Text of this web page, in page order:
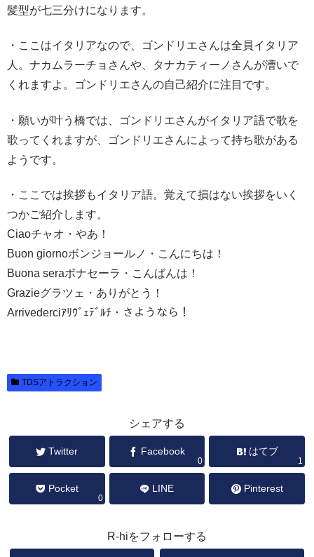
髪型が七三分けになります。
・ここはイタリアなので、ゴンドリエさんは全員イタリア
人。ナカムラーチョさんや、タナカティーノさんが漕いで
くれますよ。ゴンドリエさんの自己紹介に注目です。
・願いが叶う橋では、ゴンドリエさんがイタリア語で歌を
歌ってくれますが、ゴンドリエさんによって持ち歌がある
ようです。
・ここでは挨拶もイタリア語。覚えて損はない挨拶をいく
つかご紹介します。
Ciaoチャオ・やあ！
Buon giornoボンジョールノ・こんにちは！
Buona seraボナセーラ・こんばんは！
Grazieグラツェ・ありがとう！
Arrivederciｱﾘｳﾞｪﾃﾞﾙﾁ・さようなら！
TDSアトラクション
シェアする
Twitter Facebook
0
はてブ
1
Pocket
0
LINE Pinterest
R-hiをフォローする